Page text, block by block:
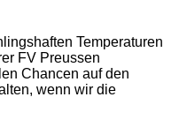
Temperaturen
FV Preussen
Chancen auf den
wenn wir die